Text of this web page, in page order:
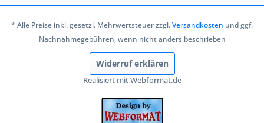
* Alle Preise inkl. gesetzl. Mehrwertsteuer zzgl.Versandkosten und ggf.
Nachnahmegebühren, wenn nicht anders beschrieben
Widerruf erklären
Realisiert mit Webformat.de